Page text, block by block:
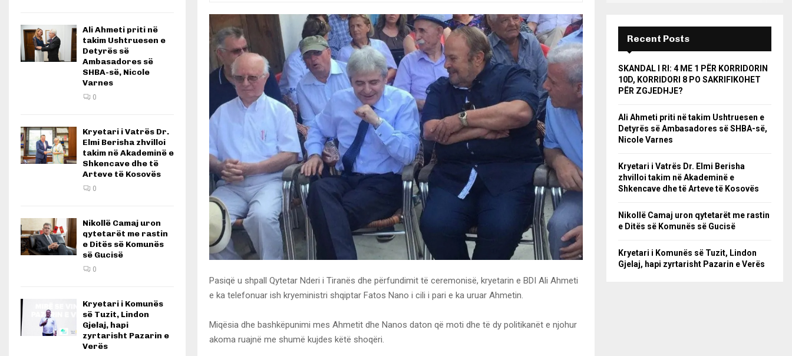
Pasiqë u shpall Qytetar Nderi i Tiranës dhe përfundimit të ceremonisë, kryetarin e BDI Ali Ahmeti
e ka telefonuar ish kryeministri shqiptar Fatos Nano i cili i pari e ka uruar Ahmetin.
Miqësia dhe bashkëpunimi mes Ahmetit dhe Nanos daton që moti dhe të dy politikanët e njohur
akoma ruajnë me shumë kujdes këtë shoqëri.
Ali Ahmeti priti në
takim Ushtruesen e
Detyrës së
Ambasadores së
SHBA-së, Nicole
Varnes
0
Kryetari i Vatrës Dr.
Elmi Berisha zhvilloi
takim në Akademinë e
Shkencave dhe të
Arteve të Kosovës
0
Nikollë Camaj uron
qytetarët me rastin
e Ditës së Komunës
së Gucisë
0
Kryetari i Komunës
së Tuzit, Lindon
Gjelaj, hapi
zyrtarisht Pazarin e
Verës
Recent Posts
SKANDAL I RI: 4 ME 1 PËR KORRIDORIN
10D, KORRIDORI 8 PO SAKRIFIKOHET
PËR ZGJEDHJE?
Ali Ahmeti priti në takim Ushtruesen e
Detyrës së Ambasadores së SHBA-së,
Nicole Varnes
Kryetari i Vatrës Dr. Elmi Berisha
zhvilloi takim në Akademinë e
Shkencave dhe të Arteve të Kosovës
Nikollë Camaj uron qytetarët me rastin
e Ditës së Komunës së Gucisë
Kryetari i Komunës së Tuzit, Lindon
Gjelaj, hapi zyrtarisht Pazarin e Verës